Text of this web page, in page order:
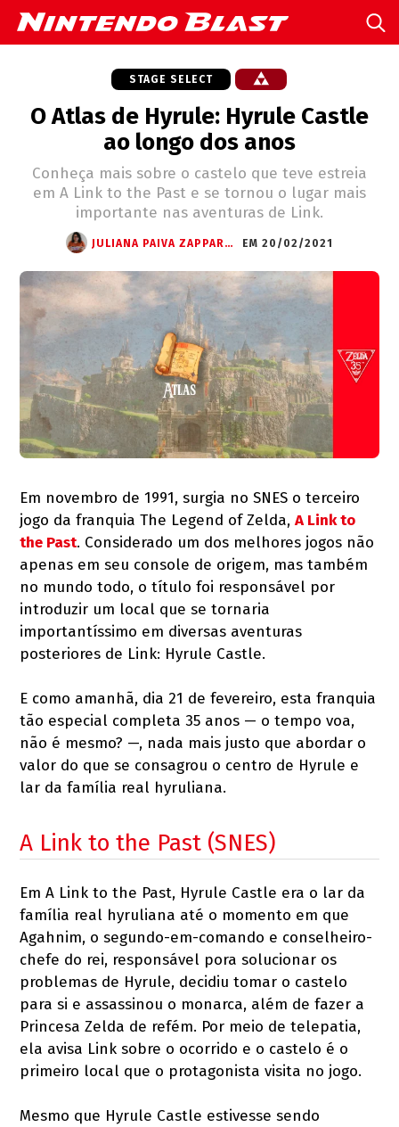
STAGE SELECT
O Atlas de Hyrule: Hyrule Castle
ao longo dos anos
Conheça mais sobre o castelo que teve estreia
em A Link to the Past e se tornou o lugar mais
importante nas aventuras de Link.
JULIANA PAIVA ZAPPAROLI EM 20/02/2021
Em novembro de 1991, surgia no SNES o terceiro
jogo da franquia The Legend of Zelda,A Link to
the Past. Considerado um dos melhores jogos não
apenas em seu console de origem, mas também
no mundo todo, o título foi responsável por
introduzir um local que se tornaria
importantíssimo em diversas aventuras
posteriores de Link: Hyrule Castle.
E como amanhã, dia 21 de fevereiro, esta franquia
tão especial completa 35 anos — o tempo voa,
não é mesmo? —, nada mais justo que abordar o
valor do que se consagrou o centro de Hyrule e
lar da família real hyruliana.
A Link to the Past (SNES)
Em A Link to the Past, Hyrule Castle era o lar da
família real hyruliana até o momento em que
Agahnim, o segundo-em-comando e conselheiro-
chefe do rei, responsável pora solucionar os
problemas de Hyrule, decidiu tomar o castelo
para si e assassinou o monarca, além de fazer a
Princesa Zelda de refém. Por meio de telepatia,
ela avisa Link sobre o ocorrido e o castelo é o
primeiro local que o protagonista visita no jogo.
Mesmo que Hyrule Castle estivesse sendo